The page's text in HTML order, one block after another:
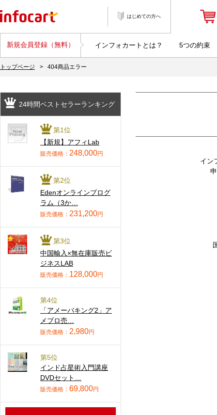
はじめての方へ
新規会員登録（無料） インフォカートとは？ 5つの約束
トップページ > 404商品エラー
イン
24時間ベストセラーランキング
第1位
【新規】アフィLab
販売価格： 248,000円
第2位
Edenオンラインプログ
ラム（3か…
販売価格： 231,200円
第3位
中国輸入×無在庫販売ビ
ジネスLAB
販売価格： 128,000円
第4位
「アメーバキング2」ア
メブロ売…
販売価格： 2,980円
第5位
インド占星術入門講座
DVDセット…
販売価格： 69,800円